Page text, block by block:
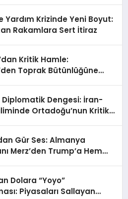
Yardım Krizinde Yeni Boyut:
Rakamlara Sert İtiraz
Kritik Hamle:
Toprak Bütünlüğüne
Diplomatik Dengesi: İran-
Ortadoğu’nun Kritik
Gür Ses: Almanya
Merz’den Trump’a Hem
Dolara “Yoyo”
Piyasaları Sallayan